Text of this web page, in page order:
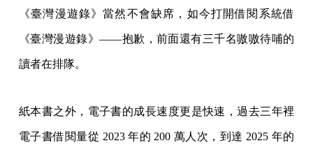
《臺灣漫遊錄》當然不會缺席，如今打開借閱系統借
《臺灣漫遊錄》——抱歉，前面還有三千名嗷嗷待哺的
讀者在排隊。
紙本書之外，電子書的成長速度更是快速，過去三年裡
電子書借閱量從 2023 年的 200 萬人次，到達 2025 年的